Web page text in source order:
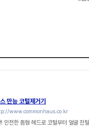
만능 코털제거기
www.commonhaus.co.kr
안전한 돔형 헤드로 코털부터 얼굴 잔